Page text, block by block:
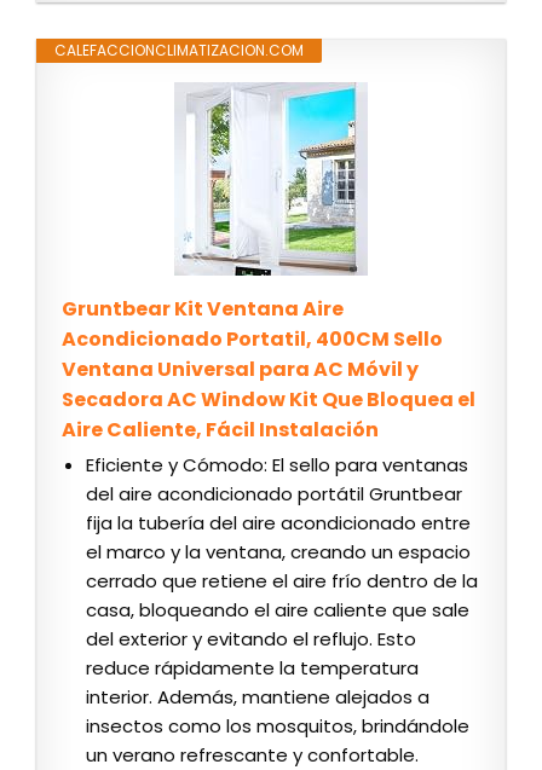
CALEFACCIONCLIMATIZACION.COM
Gruntbear Kit Ventana Aire
Acondicionado Portatil, 400CM Sello
Ventana Universal para AC Móvil y
Secadora AC Window Kit Que Bloquea el
Aire Caliente, Fácil Instalación
Eficiente y Cómodo: El sello para ventanas
del aire acondicionado portátil Gruntbear
fija la tubería del aire acondicionado entre
el marco y la ventana, creando un espacio
cerrado que retiene el aire frío dentro de la
casa, bloqueando el aire caliente que sale
del exterior y evitando el reflujo. Esto
reduce rápidamente la temperatura
interior. Además, mantiene alejados a
insectos como los mosquitos, brindándole
un verano refrescante y confortable.